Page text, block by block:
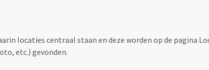
locaties centraal staan en deze worden op de pagina
etc.) gevonden.